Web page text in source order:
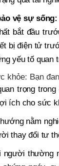
vệ sự sống:
bắt đầu
bị điện tử
yếu tố quan
khỏe: Bạn
trọng
ích cho sức
nằm
thay đổi tư
người thường